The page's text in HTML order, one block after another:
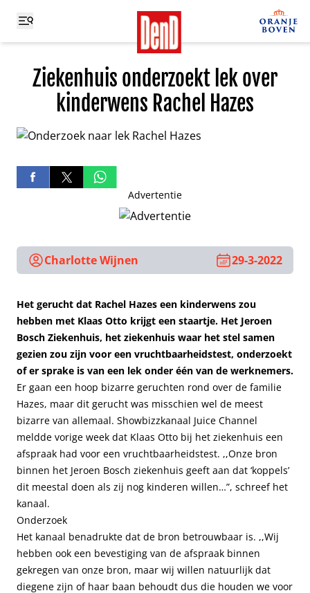
Ziekenhuis onderzoekt lek over
kinderwens Rachel Hazes
Advertentie
Charlotte Wijnen 29-3-2022
Het gerucht dat Rachel Hazes een kinderwens zou
hebben met Klaas Otto krijgt een staartje. Het Jeroen
Bosch Ziekenhuis, het ziekenhuis waar het stel samen
gezien zou zijn voor een vruchtbaarheidstest, onderzoekt
of er sprake is van een lek onder één van de werknemers.
Er gaan een hoop bizarre geruchten rond over de familie
Hazes, maar dit gerucht was misschien wel de meest
bizarre van allemaal. Showbizzkanaal Juice Channel
meldde vorige week dat Klaas Otto bij het ziekenhuis een
afspraak had voor een vruchtbaarheidstest. ,,Onze bron
binnen het Jeroen Bosch ziekenhuis geeft aan dat ‘koppels’
dit meestal doen als zij nog kinderen willen…”, schreef het
kanaal.
Onderzoek
Het kanaal benadrukte dat de bron betrouwbaar is. ,,Wij
hebben ook een bevestiging van de afspraak binnen
gekregen van onze bron, maar wij willen natuurlijk dat
diegene zijn of haar baan behoudt dus die houden we voor